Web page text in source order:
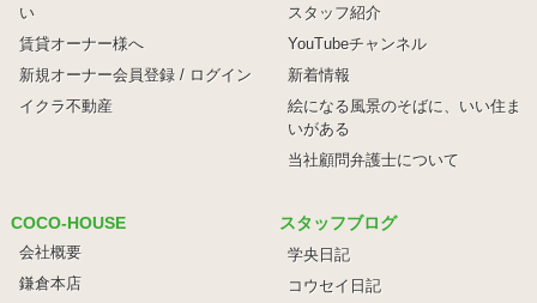
い
賃貸オーナー様へ
新規オーナー会員登録 / ログイン
イクラ不動産
スタッフ紹介
YouTubeチャンネル
新着情報
絵になる風景のそばに、 いい住ま
いがある
当社顧問弁護士について
COCO-HOUSE
会社概要
鎌倉本店
スタッフブログ
学央日記
コウセイ日記